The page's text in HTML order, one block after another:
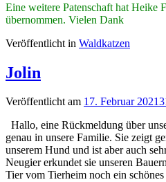
Eine weitere Patenschaft hat Heike
übernommen. Vielen Dank
Veröffentlicht in Waldkatzen
Jolin
Veröffentlicht am 17. Februar 2021
Hallo, eine Rückmeldung über
genau in unsere Familie. Sie zeigt
unserem Hund und ist aber auch
Neugier erkundet sie unseren
Tier vom Tierheim noch ein